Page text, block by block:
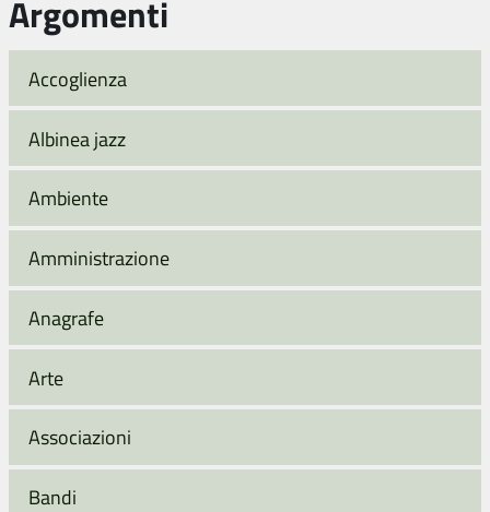
Argomenti
Accoglienza
Albinea jazz
Ambiente
Amministrazione
Anagrafe
Arte
Associazioni
Bandi